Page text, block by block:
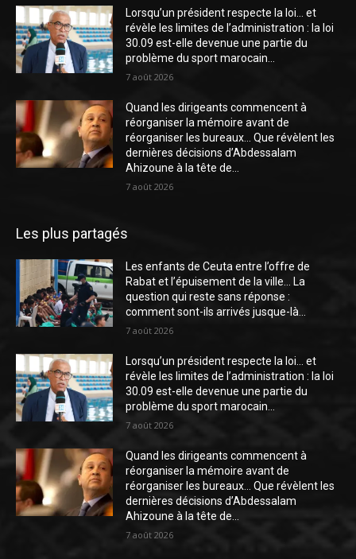
Lorsqu’un président respecte la loi… et
révèle les limites de l’administration : la loi
30.09 est-elle devenue une partie du
problème du sport marocain...
7 août 2026
Quand les dirigeants commencent à
réorganiser la mémoire avant de
réorganiser les bureaux… Que révèlent les
dernières décisions d’Abdessalam
Ahizoune à la tête de...
7 août 2026
Les plus partagés
Les enfants de Ceuta entre l’offre de
Rabat et l’épuisement de la ville… La
question qui reste sans réponse :
comment sont-ils arrivés jusque-là...
7 août 2026
Lorsqu’un président respecte la loi… et
révèle les limites de l’administration : la loi
30.09 est-elle devenue une partie du
problème du sport marocain...
7 août 2026
Quand les dirigeants commencent à
réorganiser la mémoire avant de
réorganiser les bureaux… Que révèlent les
dernières décisions d’Abdessalam
Ahizoune à la tête de...
7 août 2026